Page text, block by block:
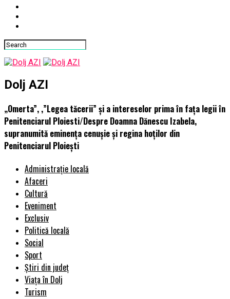
Dolj AZI
„Omerta”, ,”Legea tăcerii” și a intereselor prima în fața legii în
Penitenciarul Ploiesti/Despre Doamna Dănescu Izabela,
supranumită eminența cenușie și regina hoților din
Penitenciarul Ploiești
Administrație locală
Afaceri
Cultură
Eveniment
Exclusiv
Politică locală
Social
Sport
Știri din județ
Viața în Dolj
Turism